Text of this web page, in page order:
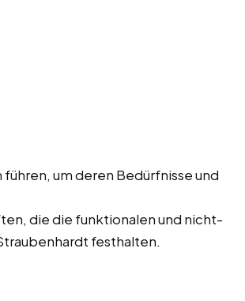
um deren Bedürfnisse und
die die funktionalen und nicht-
festhalten.